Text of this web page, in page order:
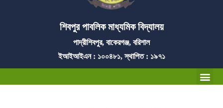
শিবপুর পাবলিক মাধ্যমিক বিদ্যালয়
পাদ্রীশিবপুর, বাকেরগঞ্জ, বরিশাল
ইআইআইএন : ১০০৪৮১, স্থাপিত : ১৯৭১